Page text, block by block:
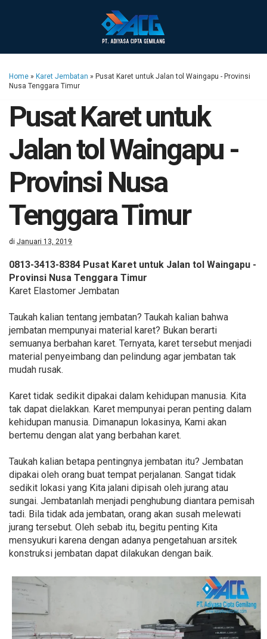
Home » Karet Jembatan » Pusat Karet untuk Jalan tol Waingapu - Provinsi
Nusa Tenggara Timur
Pusat Karet untuk
Jalan tol Waingapu -
Provinsi Nusa
Tenggara Timur
di Januari 13, 2019
0813-3413-8384 Pusat Karet untuk Jalan tol Waingapu -
Provinsi Nusa Tenggara Timur
Karet Elastomer Jembatan
Taukah kalian tentang jembatan? Taukah kalian bahwa
jembatan mempunyai material karet? Bukan berarti
semuanya berbahan karet. Ternyata, karet tersebut menjadi
material penyeimbang dan pelindung agar jembatan tak
mudah rusak.
Karet tidak sedikit dipakai dalam kehidupan manusia. Kita
tak dapat dielakkan. Karet mempunyai peran penting dalam
kehidupan manusia. Dimanapun lokasinya, Kami akan
bertemu dengan alat yang berbahan karet.
Taukah kalian betapa pentingnya jembatan itu? Jembatan
dipakai oleh orang buat tempat perjalanan. Sangat tidak
sedikit lokasi yang Kita jalani dipisah oleh jurang atau
sungai. Jembatanlah menjadi penghubung diantara pemisah
tadi. Bila tidak ada jembatan, orang akan susah melewati
jurang tersebut. Oleh sebab itu, begitu penting Kita
mensyukuri karena dengan adanya pengetahuan arsitek
konstruksi jembatan dapat dilakukan dengan baik.